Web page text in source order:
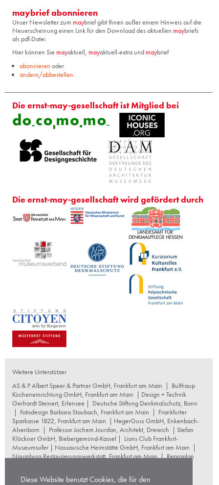
Diese Website benutzt Cookies, die für den
maybrief abonnieren
Unser Newsletter zum maybrief gibt Ihnen außer einem Hinweis auf die
Neuerscheinung einen Link für den Download des aktuellen maybriefs
als pdf-Datei.
Hier können Sie mayaktuell, mayaktuell-extra und maybrief
abonnieren oder
ändern/abbestellen.
Die ernst-may-gesellschaft ist Mitglied bei
Die ernst-may-gesellschaft wird gefördert durch
Weitere Unterstützer
AS & P Albert Speer & Partner GmbH, Frankfurt am Main | Bulthaup
Kücheneinrichtung GmbH, Frankfurt am Main | Design + Technik
Gerhardt Steinert, Erlensee | Deutsche Stiftung Denkmalschutz, Bonn
| Fotodesign Barbara Staubach, Frankfurt am Main | Frankfurter
Sparkasse 1822, Frankfurt am Main | HegerGuss GmbH, Enkenbach-
Alsenborn | Professor Jochem Jourdan, Architekt, Dreieich | Stefan
Klöckner GmbH, Biebergemünd-Kassel | Lions Club Frankfurt-
Museumsufer | Nassauische Heimstätte GmbH, Frankfurt am Main |
Naumburg Restaurierungswerkstatt, Frankfurt am Main|Reproplan
schneider+schumacher Architekten, Frankfurt am Main